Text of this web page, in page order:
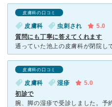
皮膚科の口コミ
皮膚科 虫刺され
5.0
質問にも丁寧に答えてくれます
皮膚科の口コミ
皮膚科 湿疹
5.0
初診で